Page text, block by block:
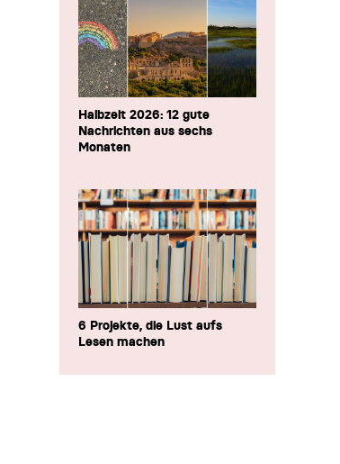
Halbzeit 2026: 12 gute
Nachrichten aus sechs
Monaten
6 Projekte, die Lust aufs
Lesen machen